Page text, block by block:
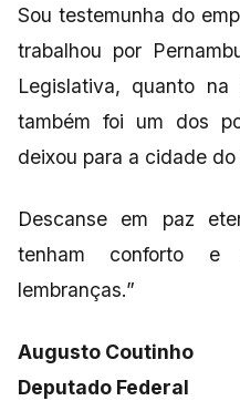
Sou testemunha do
trabalhou por
Legislativa, quanto na
também foi um dos
deixou para a cidade
Descanse em paz
tenham conforto e
lembranças.”
Augusto Coutinho
Deputado Federal